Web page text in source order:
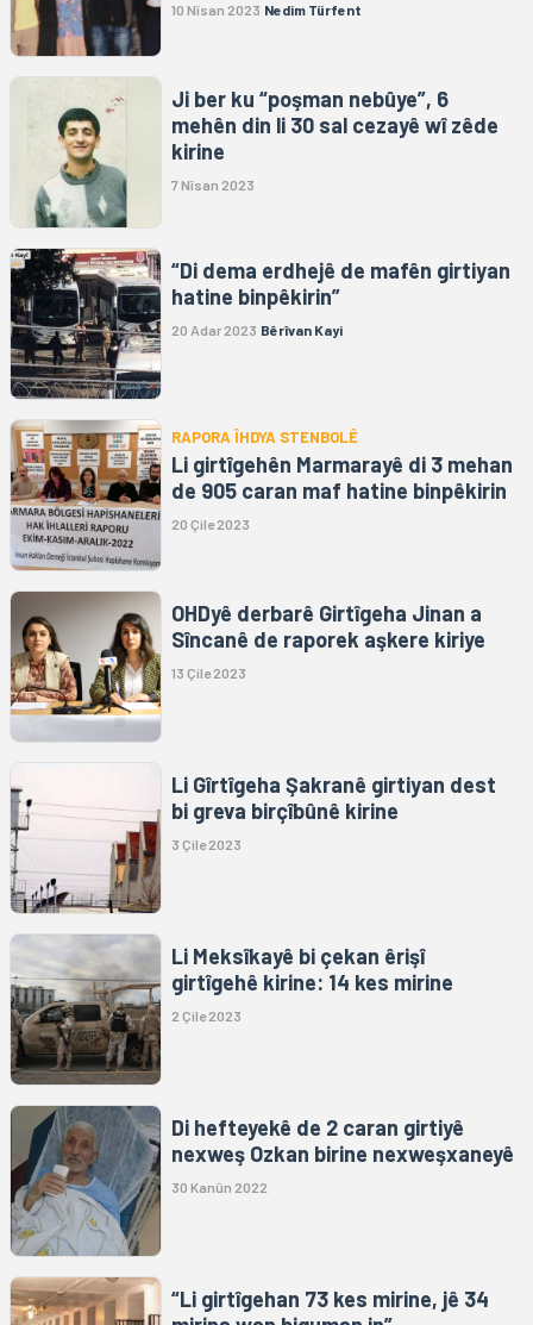
10 Nîsan 2023 Nedim Türfent
Ji ber ku “poşman nebûye”, 6
mehên din li 30 sal cezayê wî zêde
kirine
7 Nîsan 2023
“Di dema erdhejê de mafên girtiyan
hatine binpêkirin”
20 Adar 2023 Bêrîvan Kayi
RAPORA ÎHDYA STENBOLÊ
Li girtîgehên Marmarayê di 3 mehan
de 905 caran maf hatine binpêkirin
20 Çile 2023
OHDyê derbarê Girtîgeha Jinan a
Sîncanê de raporek aşkere kiriye
13 Çile 2023
Li Gîrtîgeha Şakranê girtiyan dest
bi greva birçîbûnê kirine
3 Çile 2023
Li Meksîkayê bi çekan êrişî
girtîgehê kirine: 14 kes mirine
2 Çile 2023
Di hefteyekê de 2 caran girtiyê
nexweş Ozkan birine nexweşxaneyê
30 Kanûn 2022
“Li girtîgehan 73 kes mirine, jê 34